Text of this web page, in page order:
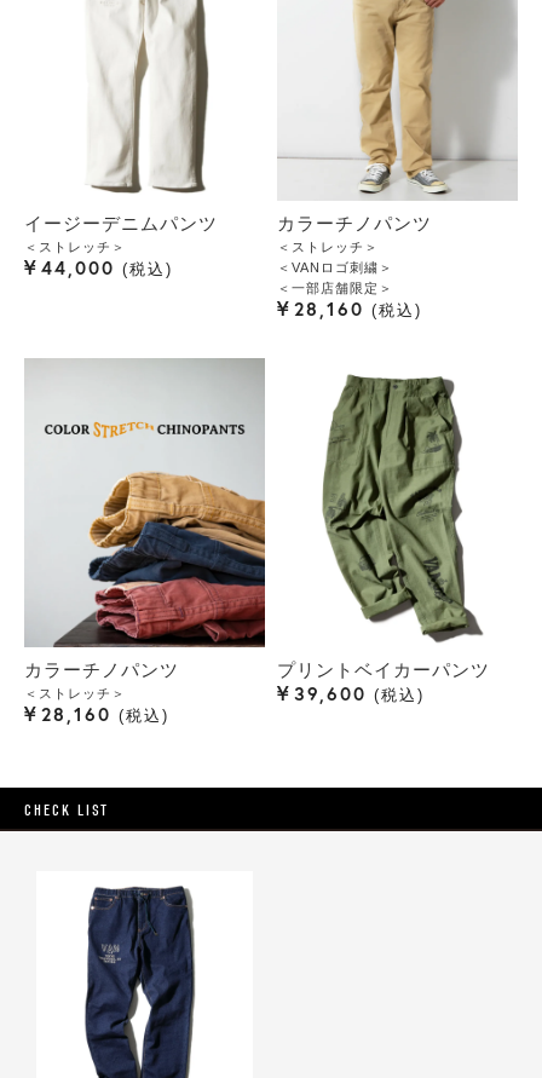
イージーデニムパンツ
＜ストレッチ＞
¥ 44,000 税込
カラーチノパンツ
＜ストレッチ＞
＜VANロゴ刺繍＞
＜一部店舗限定＞
¥ 28,160 税込
カラーチノパンツ
＜ストレッチ＞
¥ 28,160 税込
プリントベイカーパンツ
¥ 39,600 税込
CHECK LIST